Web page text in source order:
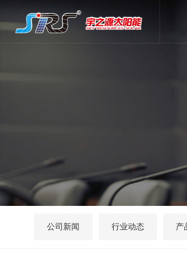
公司新闻 行业动态 产